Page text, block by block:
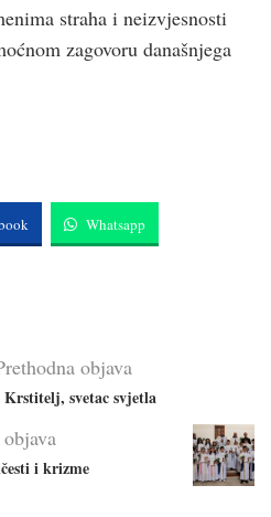
straha i neizvjesnosti
zagovoru današnjega
Whatsapp
objava
svetac svjetla
i krizme